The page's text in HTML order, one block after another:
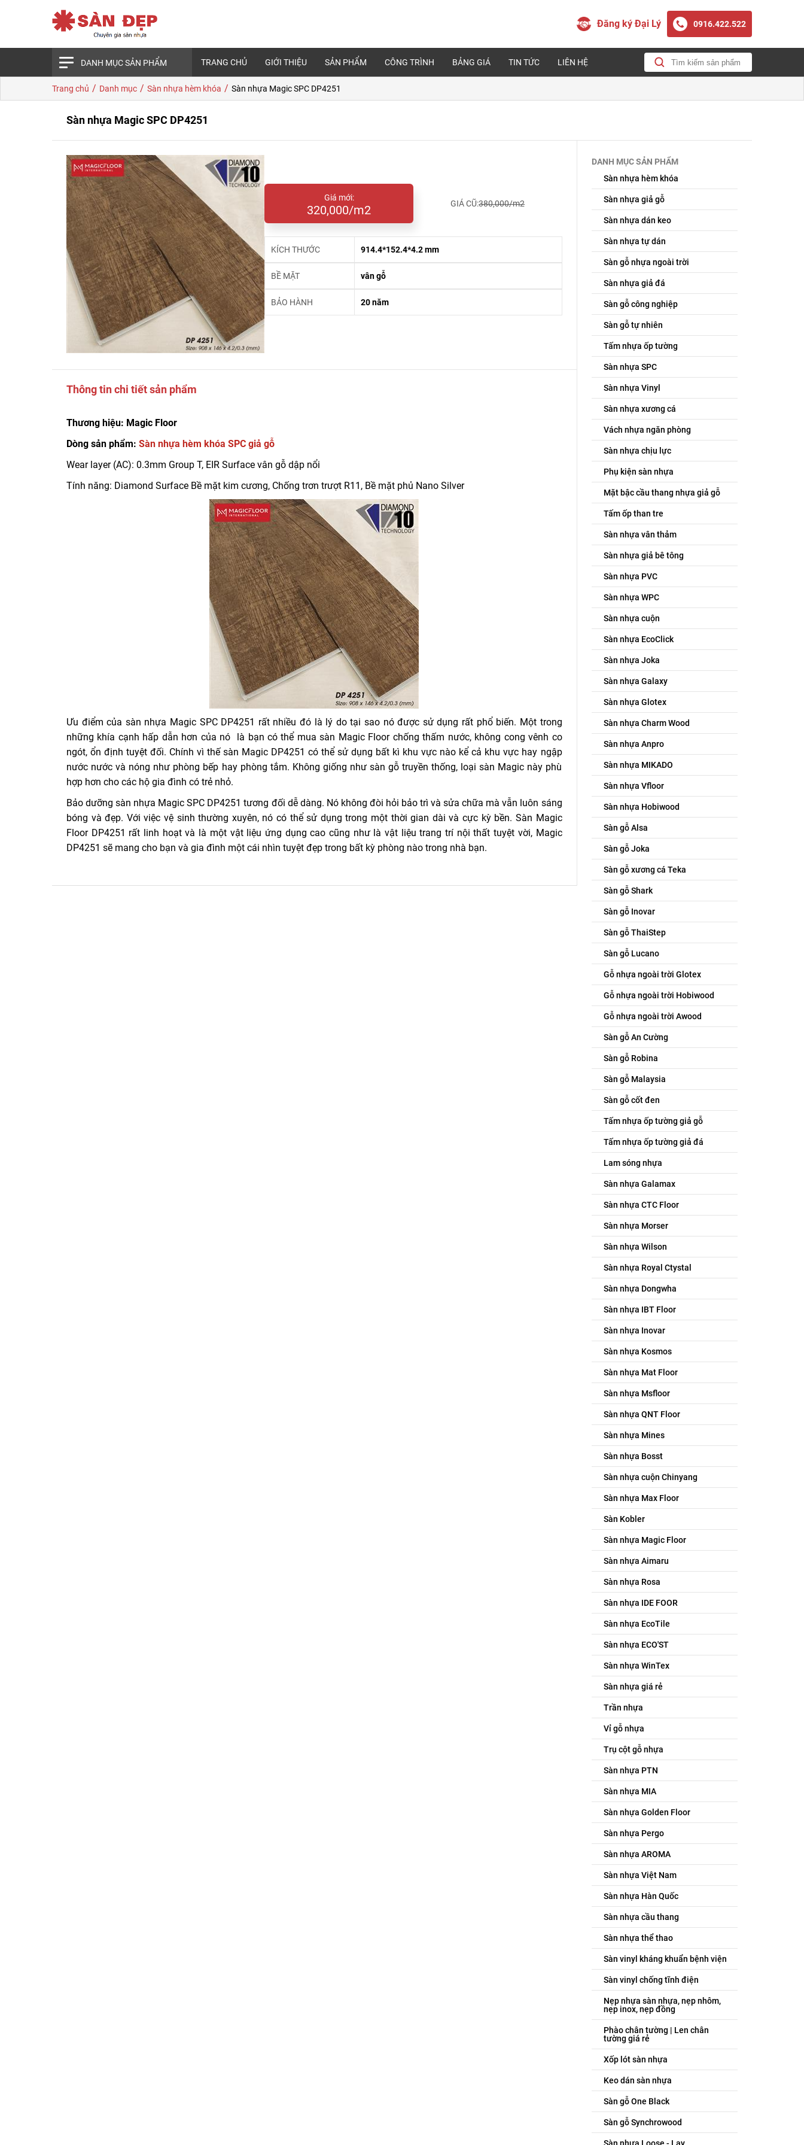
Đăng ký Đại Lý 0916.422.522
DANH MỤC SẢN PHẨM TRANG CHỦ GIỚI THIỆU SẢN PHẨM CÔNG TRÌNH BẢNG GIÁ TIN TỨC LIÊN HỆ
Trang chủ / Danh mục / Sàn nhựa hèm khóa / Sàn nhựa Magic SPC DP4251
Sàn nhựa Magic SPC DP4251
Giá mới:
320,000/m2 GIÁ CŨ:380,000/m2
KÍCH THƯỚC 914.4*152.4*4.2 mm
BỀ MẶT vân gỗ
BẢO HÀNH 20 năm
Thông tin chi tiết sản phẩm
Thương hiệu: Magic Floor
Dòng sản phẩm: Sàn nhựa hèm khóa SPC giả gỗ
Wear layer (AC): 0.3mm Group T, EIR Surface vân gỗ dập nổi
Tính năng: Diamond Surface Bề mặt kim cương, Chống trơn trượt R11, Bề mặt phủ Nano Silver
Ưu điểm của sàn nhựa Magic SPC DP4251 rất nhiều đó là lý do tại sao nó được sử dụng rất phổ biến. Một trong
những khía cạnh hấp dẫn hơn của nó là bạn có thể mua sàn Magic Floor chống thấm nước, không cong vênh co
ngót, ổn định tuyệt đối. Chính vì thế sàn Magic DP4251 có thể sử dụng bất kì khu vực nào kể cả khu vực hay ngập
nước nước và nóng như phòng bếp hay phòng tắm. Không giống như sàn gỗ truyền thống, loại sàn Magic này phù
hợp hơn cho các hộ gia đình có trẻ nhỏ.
Bảo dưỡng sàn nhựa Magic SPC DP4251 tương đối dễ dàng. Nó không đòi hỏi bảo trì và sửa chữa mà vẫn luôn sáng
bóng và đẹp. Với việc vệ sinh thường xuyên, nó có thể sử dụng trong một thời gian dài và cực kỳ bền. Sàn Magic
Floor DP4251 rất linh hoạt và là một vật liệu ứng dụng cao cũng như là vật liệu trang trí nội thất tuyệt vời, Magic
DP4251 sẽ mang cho bạn và gia đình một cái nhìn tuyệt đẹp trong bất kỳ phòng nào trong nhà bạn.
DANH MỤC SẢN PHẨM
Sàn nhựa hèm khóa
Sàn nhựa giả gỗ
Sàn nhựa dán keo
Sàn nhựa tự dán
Sàn gỗ nhựa ngoài trời
Sàn nhựa giả đá
Sàn gỗ công nghiệp
Sàn gỗ tự nhiên
Tấm nhựa ốp tường
Sàn nhựa SPC
Sàn nhựa Vinyl
Sàn nhựa xương cá
Vách nhựa ngăn phòng
Sàn nhựa chịu lực
Phụ kiện sàn nhựa
Mặt bậc cầu thang nhựa giả gỗ
Tấm ốp than tre
Sàn nhựa vân thảm
Sàn nhựa giả bê tông
Sàn nhựa PVC
Sàn nhựa WPC
Sàn nhựa cuộn
Sàn nhựa EcoClick
Sàn nhựa Joka
Sàn nhựa Galaxy
Sàn nhựa Glotex
Sàn nhựa Charm Wood
Sàn nhựa Anpro
Sàn nhựa MIKADO
Sàn nhựa Vfloor
Sàn nhựa Hobiwood
Sàn gỗ Alsa
Sàn gỗ Joka
Sàn gỗ xương cá Teka
Sàn gỗ Shark
Sàn gỗ Inovar
Sàn gỗ ThaiStep
Sàn gỗ Lucano
Gỗ nhựa ngoài trời Glotex
Gỗ nhựa ngoài trời Hobiwood
Gỗ nhựa ngoài trời Awood
Sàn gỗ An Cường
Sàn gỗ Robina
Sàn gỗ Malaysia
Sàn gỗ cốt đen
Tấm nhựa ốp tường giả gỗ
Tấm nhựa ốp tường giả đá
Lam sóng nhựa
Sàn nhựa Galamax
Sàn nhựa CTC Floor
Sàn nhựa Morser
Sàn nhựa Wilson
Sàn nhựa Royal Ctystal
Sàn nhựa Dongwha
Sàn nhựa IBT Floor
Sàn nhựa Inovar
Sàn nhựa Kosmos
Sàn nhựa Mat Floor
Sàn nhựa Msfloor
Sàn nhựa QNT Floor
Sàn nhựa Mines
Sàn nhựa Bosst
Sàn nhựa cuộn Chinyang
Sàn nhựa Max Floor
Sàn Kobler
Sàn nhựa Magic Floor
Sàn nhựa Aimaru
Sàn nhựa Rosa
Sàn nhựa IDE FOOR
Sàn nhựa EcoTile
Sàn nhựa ECO'ST
Sàn nhựa WinTex
Sàn nhựa giá rẻ
Trần nhựa
Vỉ gỗ nhựa
Trụ cột gỗ nhựa
Sàn nhựa PTN
Sàn nhựa MIA
Sàn nhựa Golden Floor
Sàn nhựa Pergo
Sàn nhựa AROMA
Sàn nhựa Việt Nam
Sàn nhựa Hàn Quốc
Sàn nhựa cầu thang
Sàn nhựa thể thao
Sàn vinyl kháng khuẩn bệnh viện
Sàn vinyl chống tĩnh điện
Nẹp nhựa sàn nhựa, nẹp nhôm,
nẹp inox, nẹp đồng
Phào chân tường | Len chân
tường giá rẻ
Xốp lót sàn nhựa
Keo dán sàn nhựa
Sàn gỗ One Black
Sàn gỗ Synchrowood